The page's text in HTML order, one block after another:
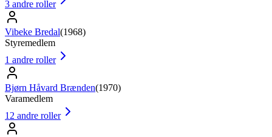
3 andre roller
Vibeke Bredal(1968)
Styremedlem
1 andre roller
Bjørn Håvard Brænden(1970)
Varamedlem
12 andre roller